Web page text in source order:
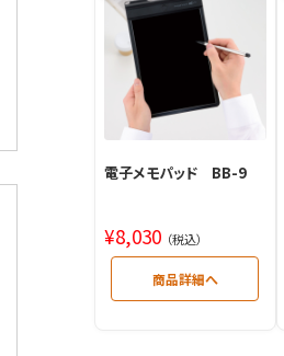
電子メモパッド BB-9
¥8,030 （税込）